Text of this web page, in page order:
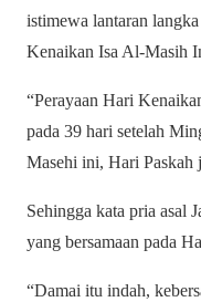
istimewa lantaran
Kenaikan Isa Al-Masih
“Perayaan Hari
pada 39 hari setelah
Masehi ini, Hari Paskah
Sehingga kata pria asal
yang bersamaan pada
“Damai itu indah,